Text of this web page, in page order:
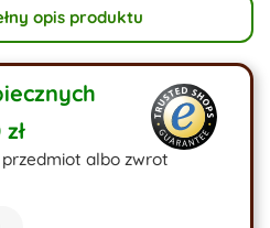
opis produktu
albo zwrot